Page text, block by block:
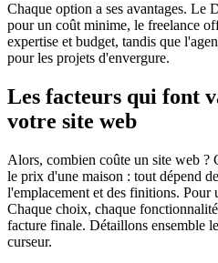
Chaque option a ses avantages. Le
pour un coût minime, le freelance
expertise et budget, tandis que
pour les projets d'envergure.
Les facteurs qui font
votre site web
Alors, combien coûte un site web ?
le prix d'une maison : tout dépend
l'emplacement et des finitions. Pour
Chaque choix, chaque
facture finale. Détaillons ensemble
curseur.